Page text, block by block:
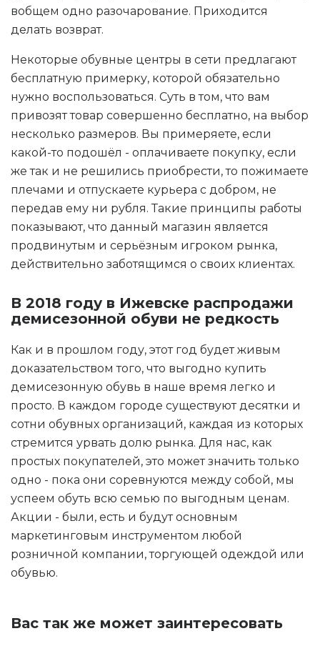
вобщем одно разочарование. Приходится
делать возврат.
Некоторые обувные центры в сети предлагают
бесплатную примерку, которой обязательно
нужно воспользоваться. Суть в том, что вам
привозят товар совершенно бесплатно, на выбор
несколько размеров. Вы примеряете, если
какой-то подошёл - оплачиваете покупку, если
же так и не решились приобрести, то пожимаете
плечами и отпускаете курьера с добром, не
передав ему ни рубля. Такие принципы работы
показывают, что данный магазин является
продвинутым и серьёзным игроком рынка,
действительно заботящимся о своих клиентах.
В 2018 году в Ижевске распродажи
демисезонной обуви не редкость
Как и в прошлом году, этот год будет живым
доказательством того, что выгодно купить
демисезонную обувь в наше время легко и
просто. В каждом городе существуют десятки и
сотни обувных организаций, каждая из которых
стремится урвать долю рынка. Для нас, как
простых покупателей, это может значить только
одно - пока они соревнуются между собой, мы
успеем обуть всю семью по выгодным ценам.
Акции - были, есть и будут основным
маркетинговым инструментом любой
розничной компании, торгующей одеждой или
обувью.
Вас так же может заинтересовать